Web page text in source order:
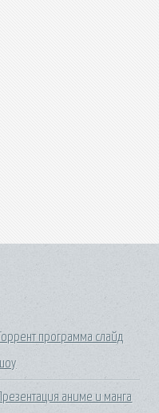
Торрент программа слайд
Презентация аниме и манга